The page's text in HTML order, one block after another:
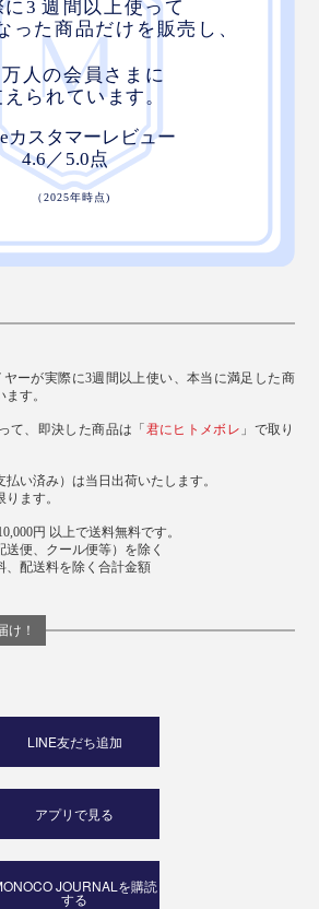
ーが実際に3週間以上使い、本当に満足した商
す。
て、即決した商品は「 君にヒトメボレ 」で取り
い済み）は当日出荷いたします。
ます。
円 以上で送料無料です。
便、クール便等）を除く
配送料を除く合計金額
け！
LINE友だち追加
アプリで見る
JOURNALを購読
する